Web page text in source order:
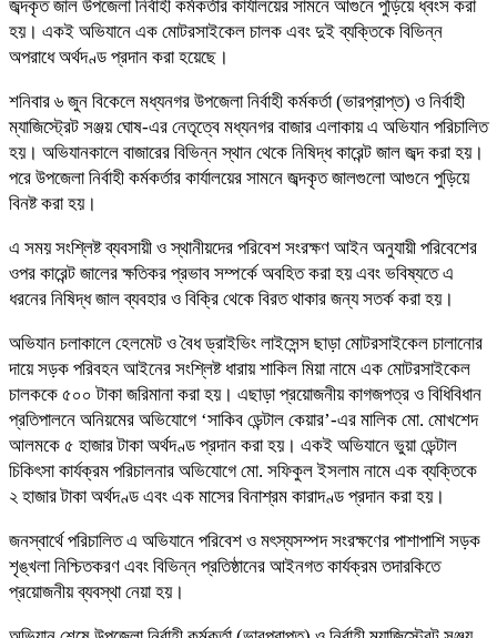
জব্দকৃত জাল উপজেলা নির্বাহী কর্মকর্তার কার্যালয়ের সামনে আগুনে পুড়িয়ে ধ্বংস করা
হয়। একই অভিযানে এক মোটরসাইকেল চালক এবং দুই ব্যক্তিকে বিভিন্ন
অপরাধে অর্থদণ্ড প্রদান করা হয়েছে।
শনিবার ৬ জুন বিকেলে মধ্যনগর উপজেলা নির্বাহী কর্মকর্তা (ভারপ্রাপ্ত) ও নির্বাহী
ম্যাজিস্ট্রেট সঞ্জয় ঘোষ-এর নেতৃত্বে মধ্যনগর বাজার এলাকায় এ অভিযান পরিচালিত
হয়। অভিযানকালে বাজারের বিভিন্ন স্থান থেকে নিষিদ্ধ কারেন্ট জাল জব্দ করা হয়।
পরে উপজেলা নির্বাহী কর্মকর্তার কার্যালয়ের সামনে জব্দকৃত জালগুলো আগুনে পুড়িয়ে
বিনষ্ট করা হয়।
এ সময় সংশ্লিষ্ট ব্যবসায়ী ও স্থানীয়দের পরিবেশ সংরক্ষণ আইন অনুযায়ী পরিবেশের
ওপর কারেন্ট জালের ক্ষতিকর প্রভাব সম্পর্কে অবহিত করা হয় এবং ভবিষ্যতে এ
ধরনের নিষিদ্ধ জাল ব্যবহার ও বিক্রি থেকে বিরত থাকার জন্য সতর্ক করা হয়।
অভিযান চলাকালে হেলমেট ও বৈধ ড্রাইভিং লাইসেন্স ছাড়া মোটরসাইকেল চালানোর
দায়ে সড়ক পরিবহন আইনের সংশ্লিষ্ট ধারায় শাকিল মিয়া নামে এক মোটরসাইকেল
চালককে ৫০০ টাকা জরিমানা করা হয়। এছাড়া প্রয়োজনীয় কাগজপত্র ও বিধিবিধান
প্রতিপালনে অনিয়মের অভিযোগে ‘সাকিব ডেন্টাল কেয়ার’-এর মালিক মো. মোখশেদ
আলমকে ৫ হাজার টাকা অর্থদণ্ড প্রদান করা হয়। একই অভিযানে ভুয়া ডেন্টাল
চিকিৎসা কার্যক্রম পরিচালনার অভিযোগে মো. সফিকুল ইসলাম নামে এক ব্যক্তিকে
২ হাজার টাকা অর্থদণ্ড এবং এক মাসের বিনাশ্রম কারাদণ্ড প্রদান করা হয়।
জনস্বার্থে পরিচালিত এ অভিযানে পরিবেশ ও মৎস্যসম্পদ সংরক্ষণের পাশাপাশি সড়ক
শৃঙ্খলা নিশ্চিতকরণ এবং বিভিন্ন প্রতিষ্ঠানের আইনগত কার্যক্রম তদারকিতে
প্রয়োজনীয় ব্যবস্থা নেয়া হয়।